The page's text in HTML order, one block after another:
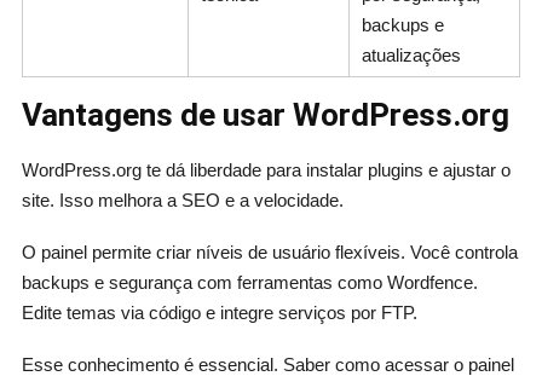
backups e
atualizações
Vantagens de usar WordPress.org
WordPress.org te dá liberdade para instalar plugins e ajustar o
site. Isso melhora a SEO e a velocidade.
O painel permite criar níveis de usuário flexíveis. Você controla
backups e segurança com ferramentas como Wordfence.
Edite temas via código e integre serviços por FTP.
Esse conhecimento é essencial. Saber como acessar o painel